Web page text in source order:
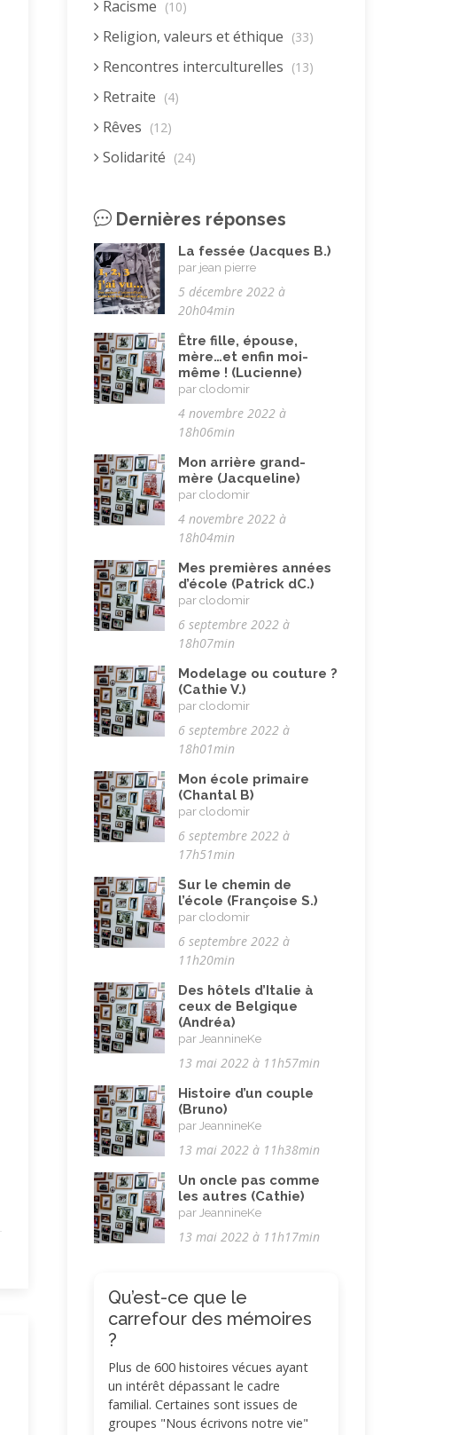
Racisme (10)
Religion, valeurs et éthique (33)
Rencontres interculturelles (13)
Retraite (4)
Rêves (12)
Solidarité (24)
Technologie (évolution) (24)
Travail (102)
Vacances (19)
Vie quotidienne (44)
Vieillissement (20)
Dernières réponses
La fessée (Jacques B.)
par jean pierre
5 décembre 2022 à
20h04min
Être fille, épouse,
mère…et enfin moi-
même ! (Lucienne)
par clodomir
4 novembre 2022 à
18h06min
Mon arrière grand-
mère (Jacqueline)
par clodomir
4 novembre 2022 à
18h04min
Mes premières années
d’école (Patrick dC.)
par clodomir
6 septembre 2022 à
18h07min
Modelage ou couture ?
(Cathie V.)
par clodomir
6 septembre 2022 à
18h01min
Mon école primaire
(Chantal B)
par clodomir
6 septembre 2022 à
17h51min
Sur le chemin de
l’école (Françoise S.)
par clodomir
6 septembre 2022 à
11h20min
Des hôtels d’Italie à
ceux de Belgique
(Andréa)
par JeannineKe
13 mai 2022 à 11h57min
Histoire d’un couple
(Bruno)
par JeannineKe
13 mai 2022 à 11h38min
Un oncle pas comme
les autres (Cathie)
par JeannineKe
13 mai 2022 à 11h17min
Qu’est-ce que le
carrefour des mémoires
?
Plus de 600 histoires vécues ayant
un intérêt dépassant le cadre
familial. Certaines sont issues de
groupes "Nous écrivons notre vie"